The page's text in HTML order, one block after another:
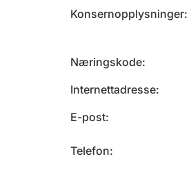
Konsernopplysninger
Næringskode
Internettadresse
E-post
Telefon